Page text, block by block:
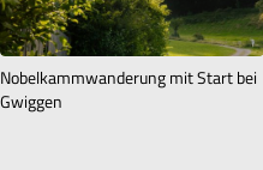
Nobelkammwanderung mit Start bei
Gwiggen